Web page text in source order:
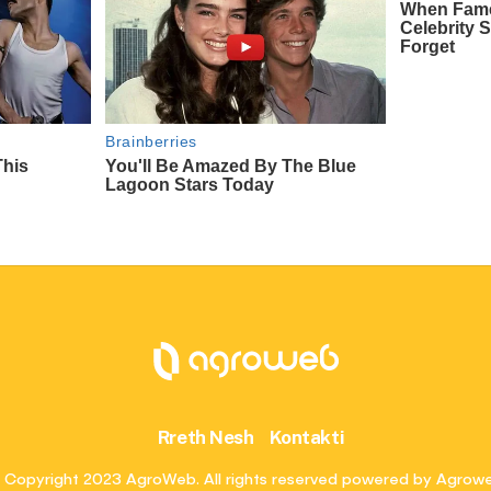
Rreth Nesh Kontakti
2023 AgroWeb. All rights reserved powered by